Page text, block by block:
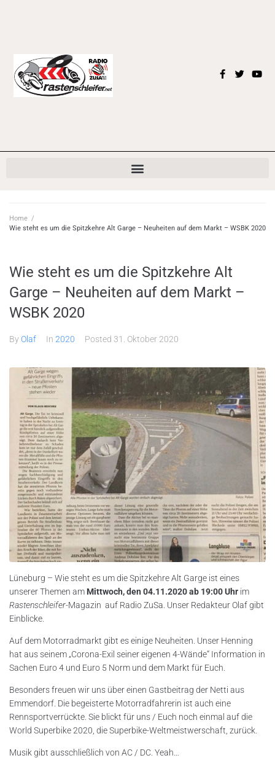
Home /
Wie steht es um die Spitzkehre Alt Garge – Neuheiten auf dem Markt – WSBK 2020
Wie steht es um die Spitzkehre Alt
Garge – Neuheiten auf dem Markt –
WSBK 2020
ByOlaf In 2020 Posted 31. Oktober 2020
Lüneburg – Wie steht es um die Spitzkehre Alt Garge ist eines
unserer Themen am Mittwoch, den 04.11.2020 ab 19:00 Uhr im
Rastenschleifer-Magazin auf Radio ZuSa. Unser Redakteur Olaf gibt
Einblicke.
Auf dem Motorradmarkt gibt es einige Neuheiten. Unser Henning
hat aus seinem „Corona-Exil seiner eigenen 4-Wände“ Information in
Sachen Euro 4 und Euro 5 Norm und dem Markt für Euch.
Besonders freuen wir uns über einen Gastbeitrag der Netti aus
Emmendorf. Die begeisterte Motorradfahrerin ist auch eine
Rennsportverrückte. Sie blickt für uns / Euch noch einmal auf die
World Superbike 2020, die Superbike-Weltmeistwerschaft, zurück.
Musik gibt ausschließlich von AC / DC. Yeah…